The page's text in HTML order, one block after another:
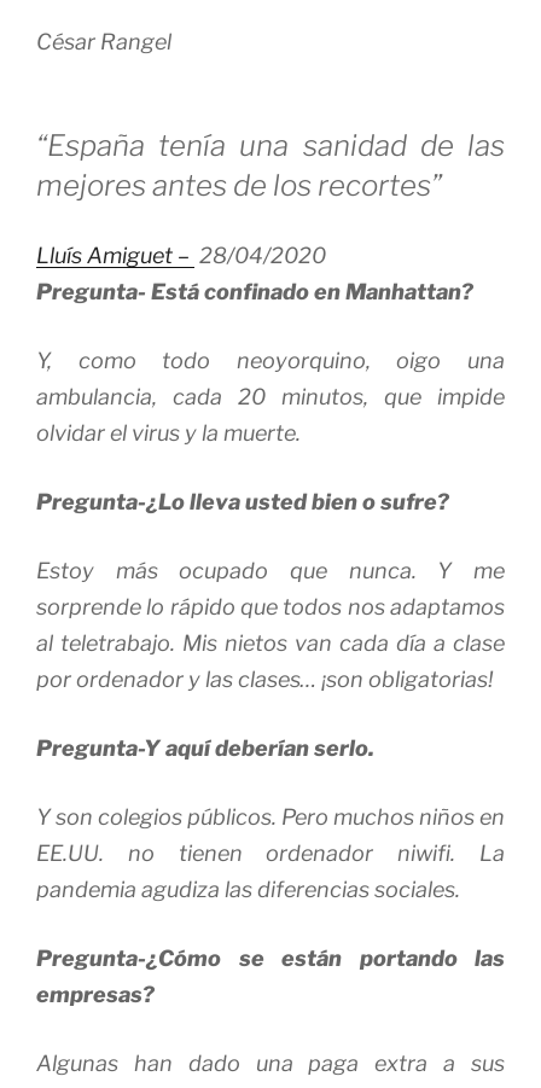
César Rangel
“España tenía una sanidad de las
mejores antes de los recortes”
Lluís Amiguet – 28/04/2020
Pregunta- Está confinado en Manhattan?
Y, como todo neoyorquino, oigo una
ambulancia, cada 20 minutos, que impide
olvidar el virus y la muerte.
Pregunta-¿Lo lleva usted bien o sufre?
Estoy más ocupado que nunca. Y me
sorprende lo rápido que todos nos adaptamos
al teletrabajo. Mis nietos van cada día a clase
por ordenador y las clases… ¡son obligatorias!
Pregunta-Y aquí deberían serlo.
Y son colegios públicos. Pero muchos niños en
EE.UU. no tienen ordenador niwifi. La
pandemia agudiza las diferencias sociales.
Pregunta-¿Cómo se están portando las
empresas?
Algunas han dado una paga extra a sus